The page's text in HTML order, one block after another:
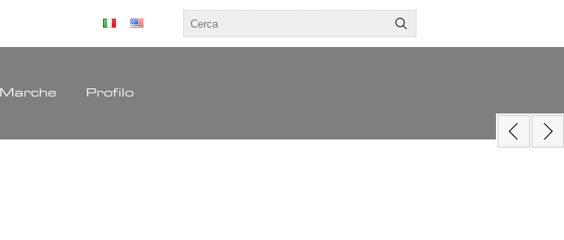
Marche Profilo